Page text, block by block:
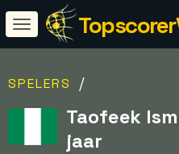
SPELERS /
Taofeek
jaar